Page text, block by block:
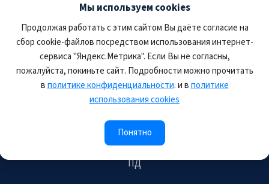
Мы используем cookies
Продолжая работать с этим сайтом Вы даёте согласие на
сбор cookie-файлов посредством использования интернет-
сервиса "Яндекс.Метрика". Если Вы не согласны,
пожалуйста, покиньте сайт. Подробности можно прочитать
вполитике конфиденциальности. и вполитике
использования cookies
Понятно
+7-903-729-09-87
+7-910-880-36-92
Правила пользования сайтом
конфиденциальности
Соглашение на обработку
ПД